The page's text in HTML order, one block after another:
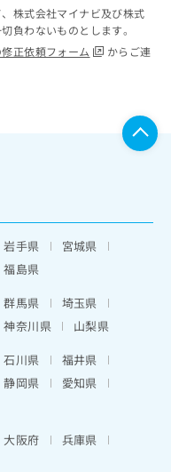
株式会社マイナビ及び株式
負わないものとします。
正依頼フォーム
からご連
岩手県
宮城県
福島県
群馬県
埼玉県
神奈川県
山梨県
石川県
福井県
静岡県
愛知県
大阪府
兵庫県